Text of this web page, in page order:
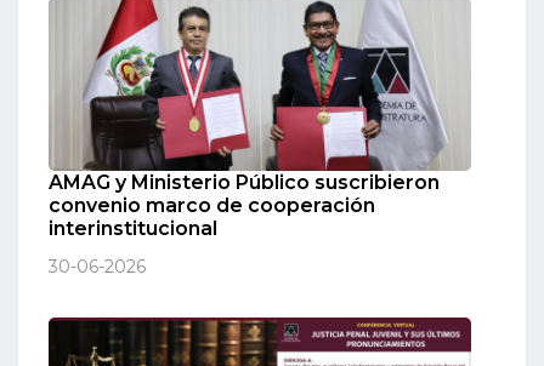
AMAG y Ministerio Público suscribieron
convenio marco de cooperación
interinstitucional
30-06-2026